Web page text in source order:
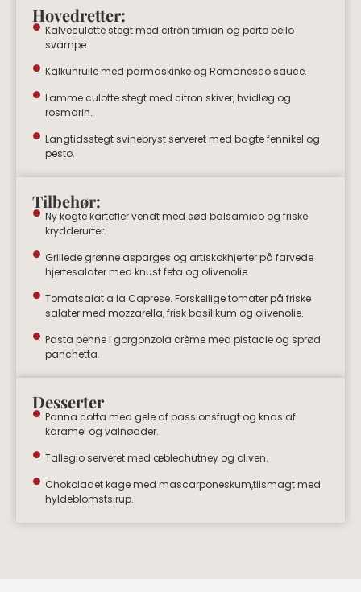
Hovedretter:
Kalveculotte stegt med citron timian og porto bello
svampe.
Kalkunrulle med parmaskinke og Romanesco sauce.
Lamme culotte stegt med citron skiver, hvidløg og
rosmarin.
Langtidsstegt svinebryst serveret med bagte fennikel og
pesto.
Tilbehør:
Ny kogte kartofler vendt med sød balsamico og friske
krydderurter.
Grillede grønne asparges og artiskokhjerter på farvede
hjertesalater med knust feta og olivenolie
Tomatsalat a la Caprese. Forskellige tomater på friske
salater med mozzarella, frisk basilikum og olivenolie.
Pasta penne i gorgonzola crème med pistacie og sprød
panchetta.
Desserter
Panna cotta med gele af passionsfrugt og knas af
karamel og valnødder.
Tallegio serveret med æblechutney og oliven.
Chokoladet kage med mascarponeskum,tilsmagt med
hyldeblomstsirup.